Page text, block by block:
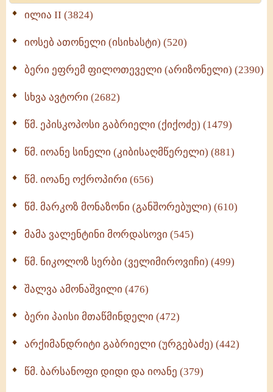
Wisdomge (514)
ქადაგებანი გაბრიელ ეპისკოპოსისა - II ტომი
სულიერი ცხოვრების სახელმძღვანელო -
ნაწილი II (369)
ილია II (3824)
იოსებ ათონელი (ისიხასტი) (520)
ბერი ეფრემ ფილოთეველი (არიზონელი) (2390)
სხვა ავტორი (2682)
წმ. ეპისკოპოსი გაბრიელი (ქიქოძე) (1479)
წმ. იოანე სინელი (კიბისაღმწერელი) (881)
წმ. იოანე ოქროპირი (656)
წმ. მარკოზ მონაზონი (განშორებული) (610)
მამა ვალენტინი მორდასოვი (545)
წმ. ნიკოლოზ სერბი (ველიმიროვიჩი) (499)
შალვა ამონაშვილი (476)
ბერი პაისი მთაწმინდელი (472)
არქიმანდრიტი გაბრიელი (ურგებაძე) (442)
წმ. ბარსანოფი დიდი და იოანე (379)